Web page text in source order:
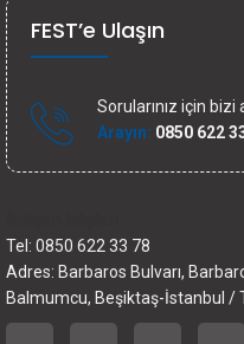
FEST’e Ulaşın
Sorularınız için bizi
Arayın: 0850 622
Tel: 0850 622 33 78
Adres: Barbaros Bulvarı,
Balmumcu, Beşiktaş-İstanbul /